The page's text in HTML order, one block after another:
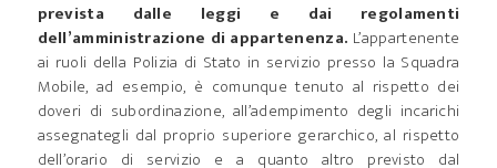
prevista dalle leggi e dai regolamenti
dell’amministrazione di appartenenza. L’appartenente
ai ruoli della Polizia di Stato in servizio presso la Squadra
Mobile, ad esempio, è comunque tenuto al rispetto dei
doveri di subordinazione, all’adempimento degli incarichi
assegnategli dal proprio superiore gerarchico, al rispetto
dell’orario di servizio e a quanto altro previsto dal